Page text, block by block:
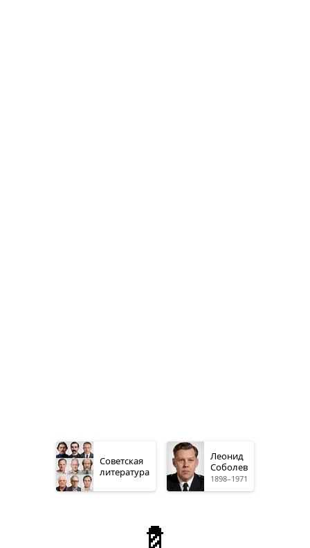
Советская
литература
Леонид
Соболев
1898–1971